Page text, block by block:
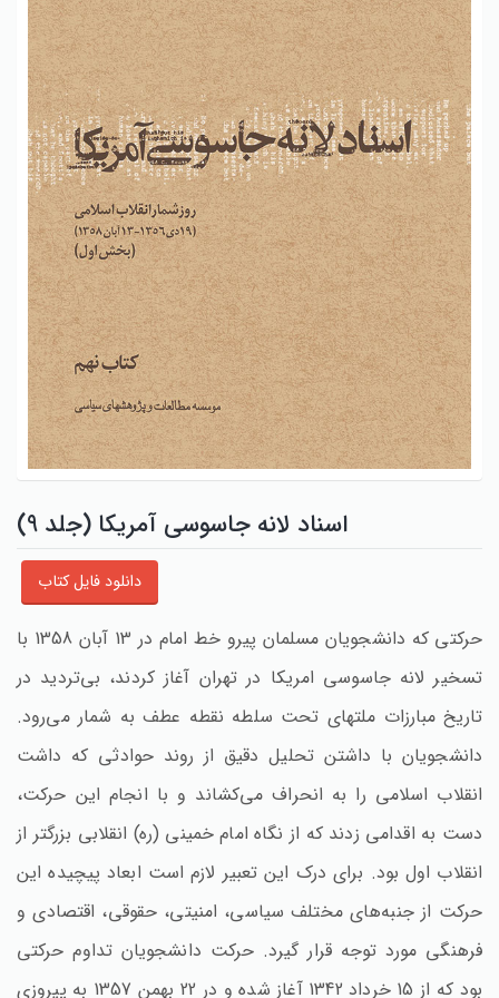
اسناد لانه جاسوسی آمریکا (جلد 9)
دانلود فایل کتاب
حرکتی که دانشجویان مسلمان پیرو خط امام در 13 آبان 1358 با
تسخیر لانه جاسوسی امریکا در تهران آغاز کردند، بی‌تردید در
تاریخ مبارزات ملتهای تحت سلطه نقطه عطف به شمار می‌رود.
دانشجویان با داشتن تحلیل دقیق از روند حوادثی که داشت
انقلاب اسلامی را به انحراف می‌کشاند و با انجام این حرکت‌،
دست به اقدامی زدند که از نگاه امام خمینی (ره‌) انقلابی بزرگتر از
انقلاب اول بود. برای درک این تعبیر لازم است ابعاد پیچیده این
حرکت از جنبه‌های مختلف سیاسی‌، امنیتی‌، حقوقی‌، اقتصادی و
فرهنگی مورد توجه قرار گیرد. حرکت دانشجویان تداوم حرکتی
بود که از 15 خرداد 1342 آغاز شده و در 22 بهمن 1357 به پیروزی